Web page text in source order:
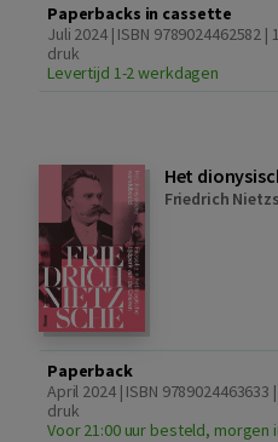
Paperbacks in cassette
Juli 2024 | ISBN 9789024462582 |
druk
Levertijd 1-2 werkdagen
Het
Friedrich
Paperback
April 2024 | ISBN 9789024463633
druk
Voor 21:00 uur besteld, morgen